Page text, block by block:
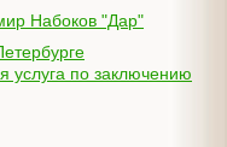
Набоков "Дар"
услуга по заключению